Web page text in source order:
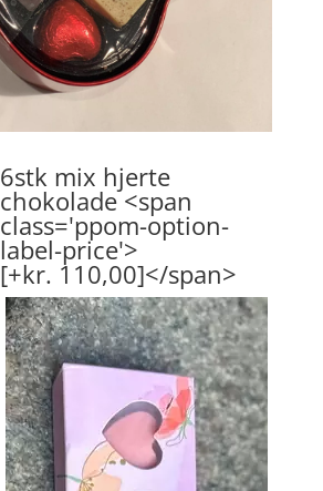
6stk mix hjerte
chokolade <span
class='ppom-option-
label-price'>
[+kr. 110,00]</span>